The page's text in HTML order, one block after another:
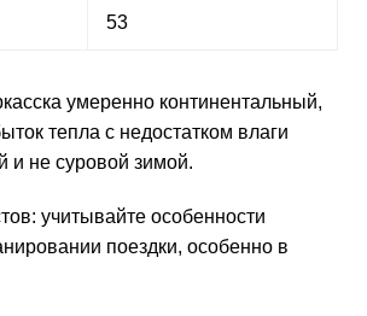
53
умеренно континентальный,
тепла с недостатком влаги
и не суровой зимой.
учитывайте особенности
поездки, особенно в